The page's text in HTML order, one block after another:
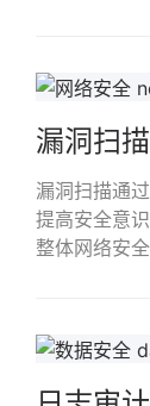
漏洞扫
漏洞扫描通
提高安全意
整体网络安全